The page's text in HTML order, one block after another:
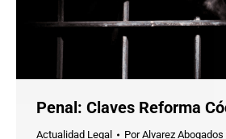
Penal: Claves Reforma
Actualidad Legal PorAlvarez